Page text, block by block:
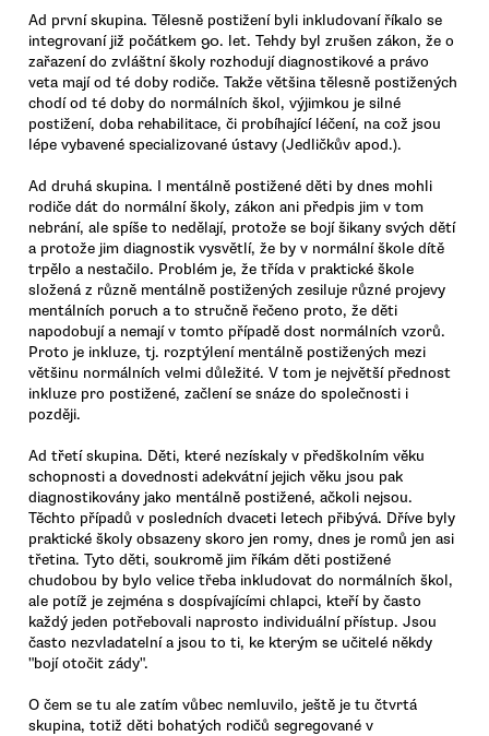
Ad první skupina. Tělesně postižení byli inkludovaní říkalo se
integrovaní již počátkem 90. let. Tehdy byl zrušen zákon, že o
zařazení do zvláštní školy rozhodují diagnostikové a právo
veta mají od té doby rodiče. Takže většina tělesně postižených
chodí od té doby do normálních škol, výjimkou je silné
postižení, doba rehabilitace, či probíhající léčení, na což jsou
lépe vybavené specializované ústavy (Jedličkův apod.).
Ad druhá skupina. I mentálně postižené děti by dnes mohli
rodiče dát do normální školy, zákon ani předpis jim v tom
nebrání, ale spíše to nedělají, protože se bojí šikany svých dětí
a protože jim diagnostik vysvětlí, že by v normální škole dítě
trpělo a nestačilo. Problém je, že třída v praktické škole
složená z různě mentálně postižených zesiluje různé projevy
mentálních poruch a to stručně řečeno proto, že děti
napodobují a nemají v tomto případě dost normálních vzorů.
Proto je inkluze, tj. rozptýlení mentálně postižených mezi
většinu normálních velmi důležité. V tom je největší přednost
inkluze pro postižené, začlení se snáze do společnosti i
později.
Ad třetí skupina. Děti, které nezískaly v předškolním věku
schopnosti a dovednosti adekvátní jejich věku jsou pak
diagnostikovány jako mentálně postižené, ačkoli nejsou.
Těchto případů v posledních dvaceti letech přibývá. Dříve byly
praktické školy obsazeny skoro jen romy, dnes je romů jen asi
třetina. Tyto děti, soukromě jim říkám děti postižené
chudobou by bylo velice třeba inkludovat do normálních škol,
ale potíž je zejména s dospívajícími chlapci, kteří by často
každý jeden potřebovali naprosto individuální přístup. Jsou
často nezvladatelní a jsou to ti, ke kterým se učitelé někdy
"bojí otočit zády".
O čem se tu ale zatím vůbec nemluvilo, ještě je tu čtvrtá
skupina, totiž děti bohatých rodičů segregované v